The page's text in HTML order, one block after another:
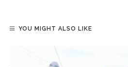
YOU MIGHT ALSO LIKE